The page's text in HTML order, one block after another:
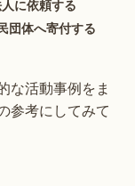
に依頼する
団体へ寄付する
な活動事例をま
参考にしてみて